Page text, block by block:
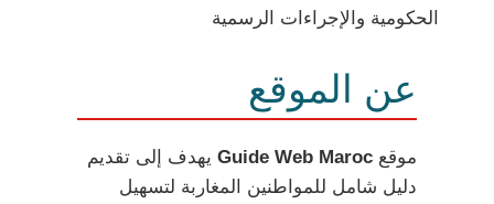
الحكومية والإجراءات الرسمية
عن الموقع
موقع Guide Web Maroc يهدف إلى تقديم
دليل شامل للمواطنين المغاربة لتسهيل